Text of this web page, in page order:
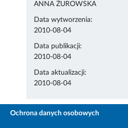
ANNA ŻUROWSKA
Data wytworzenia:
2010-08-04
Data publikacji:
2010-08-04
Data aktualizacji:
2010-08-04
Ochrona danych osobowych